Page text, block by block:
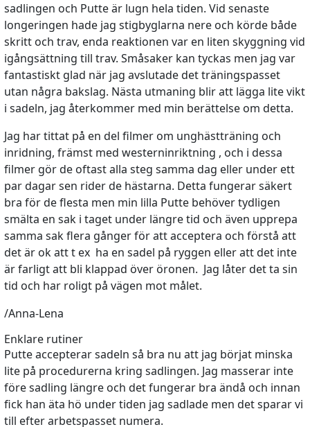
sadlingen och Putte är lugn hela tiden. Vid senaste
longeringen hade jag stigbyglarna nere och körde både
skritt och trav, enda reaktionen var en liten skyggning vid
igångsättning till trav. Småsaker kan tyckas men jag var
fantastiskt glad när jag avslutade det träningspasset
utan några bakslag. Nästa utmaning blir att lägga lite vikt
i sadeln, jag återkommer med min berättelse om detta.
Jag har tittat på en del filmer om unghästträning och
inridning, främst med westerninriktning , och i dessa
filmer gör de oftast alla steg samma dag eller under ett
par dagar sen rider de hästarna. Detta fungerar säkert
bra för de flesta men min lilla Putte behöver tydligen
smälta en sak i taget under längre tid och även upprepa
samma sak flera gånger för att acceptera och förstå att
det är ok att t ex ha en sadel på ryggen eller att det inte
är farligt att bli klappad över öronen. Jag låter det ta sin
tid och har roligt på vägen mot målet.
/Anna-Lena
Enklare rutiner
Putte accepterar sadeln så bra nu att jag börjat minska
lite på procedurerna kring sadlingen. Jag masserar inte
före sadling längre och det fungerar bra ändå och innan
fick han äta hö under tiden jag sadlade men det sparar vi
till efter arbetspasset numera.